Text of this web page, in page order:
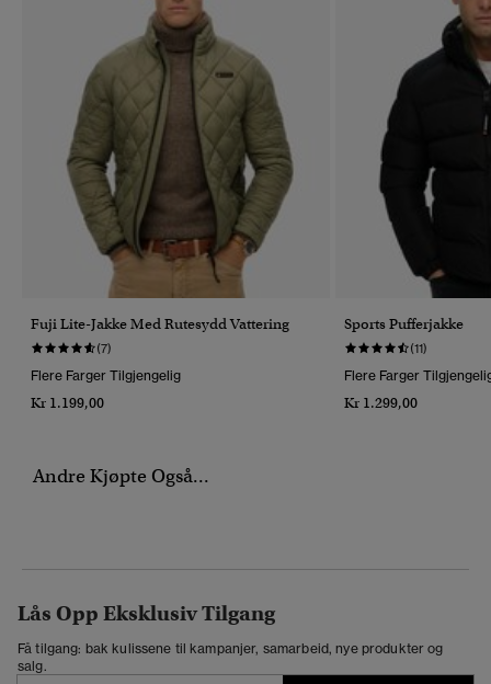
Fuji Lite-Jakke Med Rutesydd Vattering
(7)
Flere Farger Tilgjengelig
Kr 1.199,00
Sports Pufferjakke
(11)
Flere Farger
Kr 1.299,00
Andre Kjøpte Også...
Lås Opp Eksklusiv Tilgang
Få tilgang: bak kulissene til kampanjer, samarbeid, nye produkter og
salg.